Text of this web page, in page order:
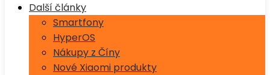
Další články
Smartfony
HyperOS
Nákupy z Číny
Nové Xiaomi produkty